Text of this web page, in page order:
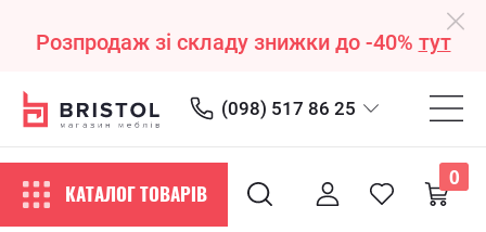
Розпродаж зі складу знижки до -40% тут
(098) 517 86 25
КАТАЛОГ ТОВАРІВ
0